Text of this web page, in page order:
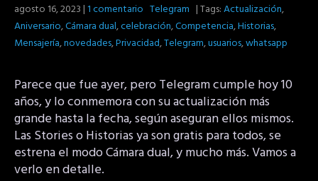
agosto 16, 2023|1 comentario Telegram | Tags:Actualización,
Aniversario,Cámara dual,celebración,Competencia,Historias,
Mensajería,novedades,Privacidad,Telegram,usuarios,whatsapp
Parece que fue ayer, pero Telegram cumple hoy 10
años, y lo conmemora con su actualización más
grande hasta la fecha, según aseguran ellos mismos.
Las Stories o Historias ya son gratis para todos, se
estrena el modo Cámara dual, y mucho más. Vamos a
verlo en detalle.